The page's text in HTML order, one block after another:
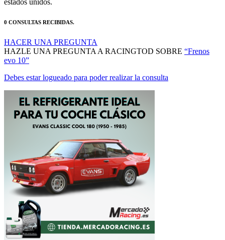
HAZLE UNA PREGUNTA A RACINGTOD SOBRE
evo 10”
Debes estar logueado para poder realizar la consulta